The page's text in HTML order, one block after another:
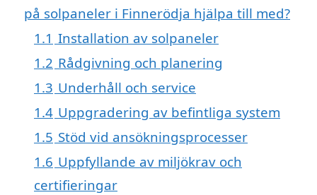
på solpaneler i Finnerödja hjälpa till med?
1.1 Installation av solpaneler
1.2 Rådgivning och planering
1.3 Underhåll och service
1.4 Uppgradering av befintliga system
1.5 Stöd vid ansökningsprocesser
1.6 Uppfyllande av miljökrav och
certifieringar